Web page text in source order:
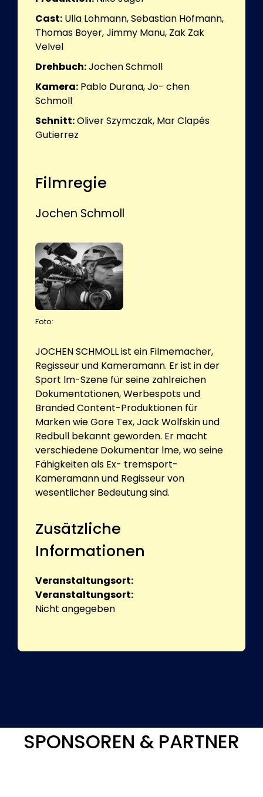
Cast: Ulla Lohmann, Sebastian Hofmann,
Thomas Boyer, Jimmy Manu, Zak Zak
Velvel
Drehbuch:Jochen Schmoll
Kamera: Pablo Durana, Jo- chen
Schmoll
Schnitt:Oliver Szymczak, Mar Clapés
Gutierrez
Filmregie
Jochen Schmoll
Foto:
JOCHEN SCHMOLL ist ein Filmemacher,
Regisseur und Kameramann. Er ist in der
Sport lm-Szene für seine zahlreichen
Dokumentationen, Werbespots und
Branded Content-Produktionen für
Marken wie Gore Tex, Jack Wolfskin und
Redbull bekannt geworden. Er macht
verschiedene Dokumentar lme, wo seine
Fähigkeiten als Ex- tremsport-
Kameramann und Regisseur von
wesentlicher Bedeutung sind.
Zusätzliche
Informationen
Veranstaltungsort:
Veranstaltungsort:
Nicht angegeben
SPONSOREN & PARTNER